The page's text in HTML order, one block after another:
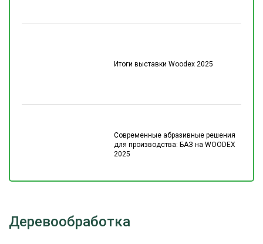
Итоги выставки Woodex 2025
Современные абразивные решения
для производства: БАЗ на WOODEX
2025
Деревообработка